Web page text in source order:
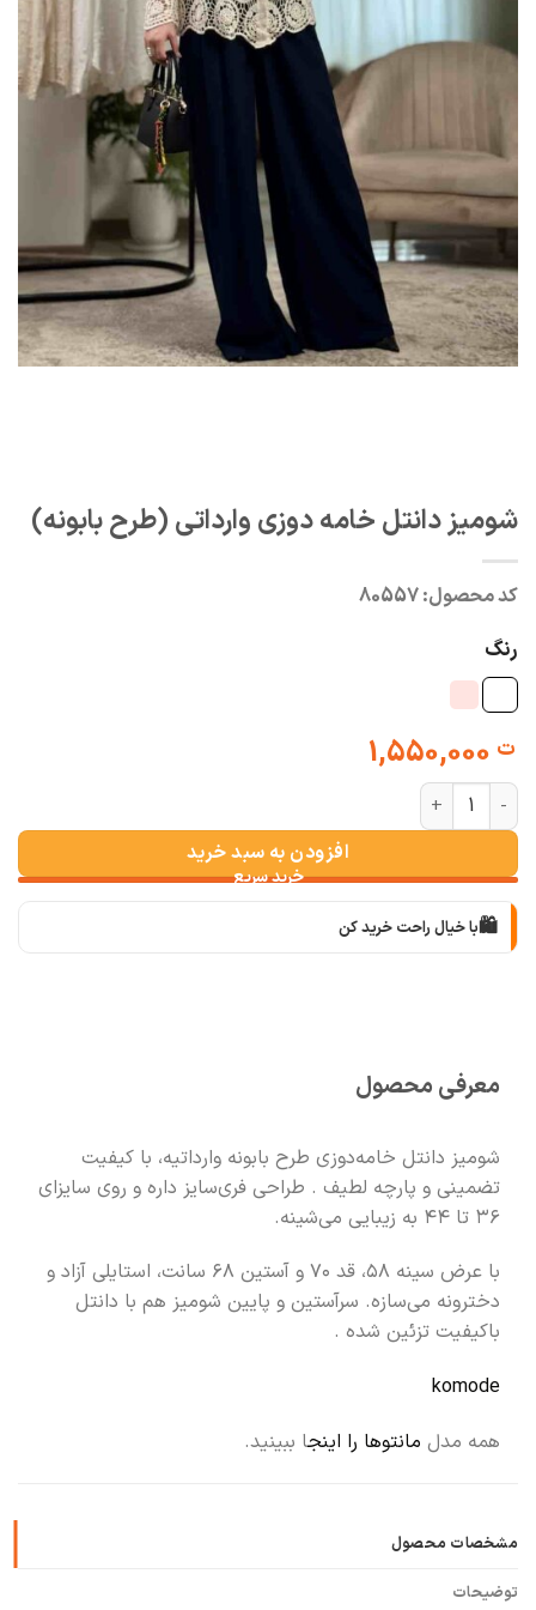
شومیز دانتل خامه دوزی وارداتی (طرح بابونه)
کد محصول:80557
رنگ
ت1,550,000
شومیز دانتل خامه دوزی وارداتی (طرح بابونه) عدد
افزودن به سبد خرید
🛍️با خیال راحت خرید کن
🧡بعد از خرید هم کنارتیم
معرفی محصول
شومیز دانتل خامه‌دوزی طرح بابونه وارداتیه، با کیفیت
تضمینی و پارچه لطیف . طراحی فری‌سایز داره و روی سایزای
۳۶ تا ۴۴ به زیبایی می‌شینه.
با عرض سینه ۵۸، قد ۷۰ و آستین ۶۸ سانت، استایلی آزاد و
دخترونه می‌سازه. سرآستین و پایین شومیز هم با دانتل
باکیفیت تزئین شده .
komode
همه مدل مانتوها را اینجا ببینید.
مشخصات محصول
توضیحات